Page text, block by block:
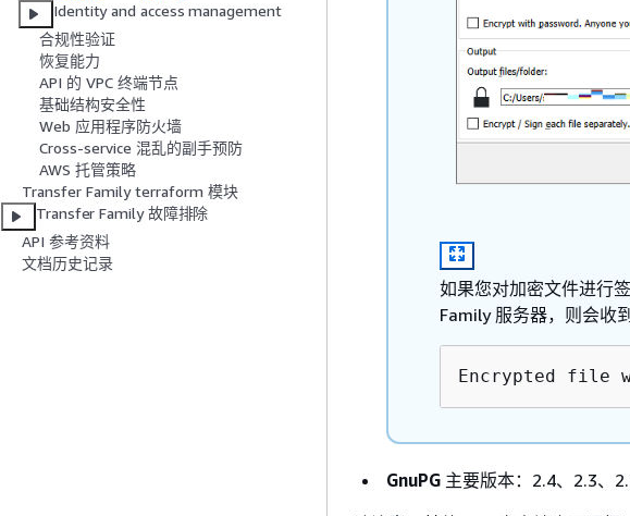
Identity and access management
合规性验证
恢复能力
API 的 VPC 终端节点
基础结构安全性
Web 应用程序防火墙
Cross-service 混乱的副手预防
AWS 托管策略
Transfer Family terraform 模块
Transfer Family 故障排除
API 参考资料
文档历史记录
如果您对加密文件进行
Family 服务器，则会收
Encrypted file
GnuPG 主要版本：2.4、2.3、